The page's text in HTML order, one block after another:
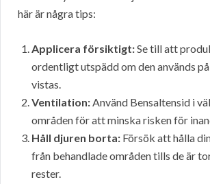
här är några tips:
Applicera försiktigt:Se till att
ordentligt utspädd om den används
vistas.
Ventilation:Använd Bensaltensid i
områden för att minska risken för
Håll djuren borta: Försök att hålla
från behandlade områden tills de är
rester.